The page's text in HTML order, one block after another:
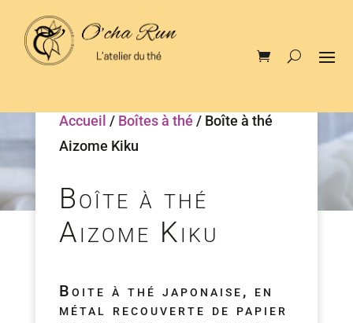
Accueil / Boîtes à thé / Boîte à thé
Aizome Kiku
Boîte à thé
Aizome Kiku
Boite à thé japonaise, en
métal recouverte de papier